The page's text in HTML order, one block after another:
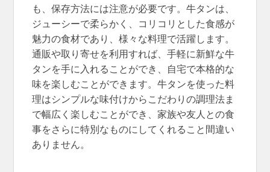
も、保存方法には注意が必要です。牛タンは、
ジューシーで柔らかく、コリコリとした食感が
魅力の食材であり、様々な料理で活躍します。
通販や取り寄せを利用すれば、手軽に新鮮な牛
タンを手に入れることができ、自宅で本格的な
味を楽しむことができます。牛タンを使った料
理はシンプルな味付けからこだわりの調理法ま
で幅広く楽しむことができ、家族や友人との食
事をさらに特別なものにしてくれること間違い
ありません。